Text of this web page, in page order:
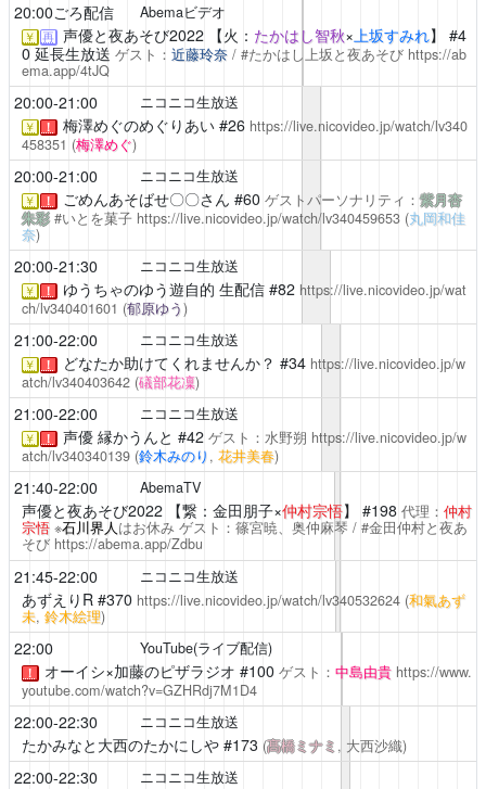
20:00ごろ配信 Abemaビデオ
￥ 再 声優と夜あそび2022【火： たかはし智秋×上坂すみれ】 #4
0 延長生放送 ゲスト： 近藤玲奈/ #たかはし上坂と夜あそび https://ab
ema.app/4tJQ
20:00-21:00 ニコニコ生放送
￥ ！ 梅澤めぐのめぐりあい#26 https://live.nicovideo.jp/watch/lv340
458351 (梅澤めぐ)
20:00-21:00 ニコニコ生放送
￥ ！ ごめんあそばせ〇〇さん #60 ゲストパーソナリティ：紫月杏
朱彩#いとを菓子 https://live.nicovideo.jp/watch/lv340459653 (丸岡和佳
奈)
20:00-21:30 ニコニコ生放送
￥ ！ ゆうちゃのゆう遊自的 生配信 #82 https://live.nicovideo.jp/wat
ch/lv340401601 (郁原ゆう)
21:00-22:00 ニコニコ生放送
￥ ！ どなたか助けてくれませんか？ #34 https://live.nicovideo.jp/w
atch/lv340403642 (礒部花凜)
21:00-22:00 ニコニコ生放送
￥ ！ 声優 縁かうんと #42 ゲスト：水野朔 https://live.nicovideo.jp/w
atch/lv340340139 (鈴木みのり , 花井美春)
21:40-22:00 AbemaTV
声優と夜あそび2022【繋：金田朋子×仲村宗悟】 #198 代理： 仲村
宗悟※石川界人はお休み ゲスト：篠宮暁、奥仲麻琴 / #金田仲村と夜あ
そび https://abema.app/Zdbu
21:45-22:00 ニコニコ生放送
あずえりR#370 https://live.nicovideo.jp/watch/lv340532624 (和氣あず
未, 鈴木絵理)
22:00 YouTube(ライブ配信)
！ オーイシ×加藤のピザラジオ #100 ゲスト： 中島由貴 https://www.
youtube.com/watch?v=GZHRdj7M1D4
22:00-22:30 ニコニコ生放送
たかみなと大西のたかにしや#173 (髙橋ミナミ , 大西沙織)
22:00-22:30 ニコニコ生放送